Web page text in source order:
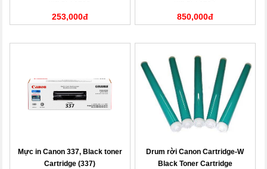
253,000đ 850,000đ
Mực in Canon 337, Black toner
Cartridge (337)
Drum rời Canon Cartridge-W
Black Toner Cartridge